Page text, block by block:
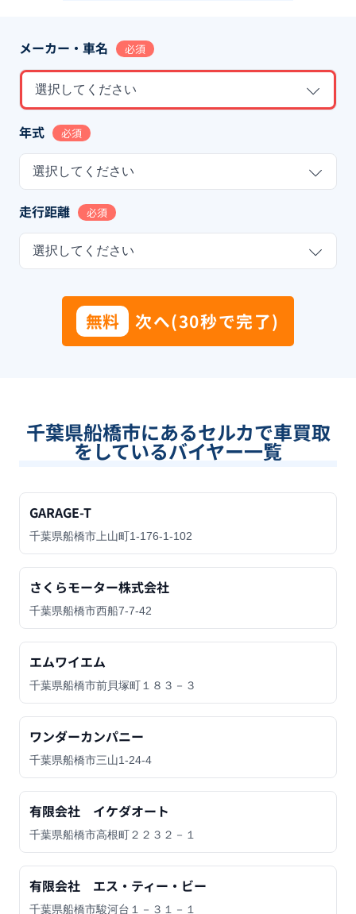
メーカー・車名 必須
選択してください
年式 必須
選択してください
走行距離 必須
選択してください
無料 次へ(30秒で完了)
千葉県船橋市にあるセルカで車買取
をしているバイヤー一覧
GARAGE-T
千葉県船橋市上山町1-176-1-102
さくらモーター株式会社
千葉県船橋市西船7-7-42
エムワイエム
千葉県船橋市前貝塚町１８３－３
ワンダーカンパニー
千葉県船橋市三山1-24-4
有限会社 イケダオート
千葉県船橋市高根町２２３２－１
有限会社 エス・ティー・ビー
千葉県船橋市駿河台１－３１－１